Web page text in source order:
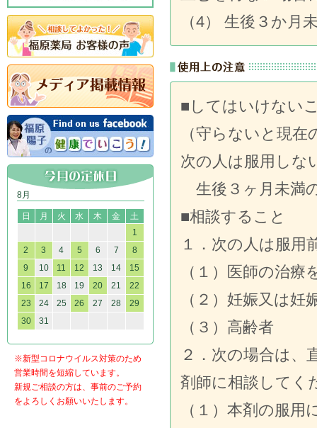
（4） 生後３か月
■してはいけない
（守らないと現
次の人は服用しな
生後３ヶ月未満
■相談すること
１．次の人は服用
（１）医師の治療
（２）妊娠又は
（３）高齢者
２．次の場合は、
剤師に相談してく
（１）本剤の服
8月
日 月 火 水 木 金
土
1
2
3 4 5 6 7
8
9
10 11 12 13 14
15
16
17 18 19 20 21
22
23
24 25 26 27 28
29
30
31
※新型コロナウイルス対策のため
営業時間を短縮しています。
新規ご相談の方は、事前のご予約
をよろしくお願いいたします。